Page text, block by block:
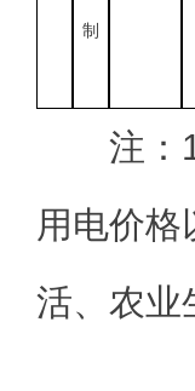
制
注：
用电价
活、农业